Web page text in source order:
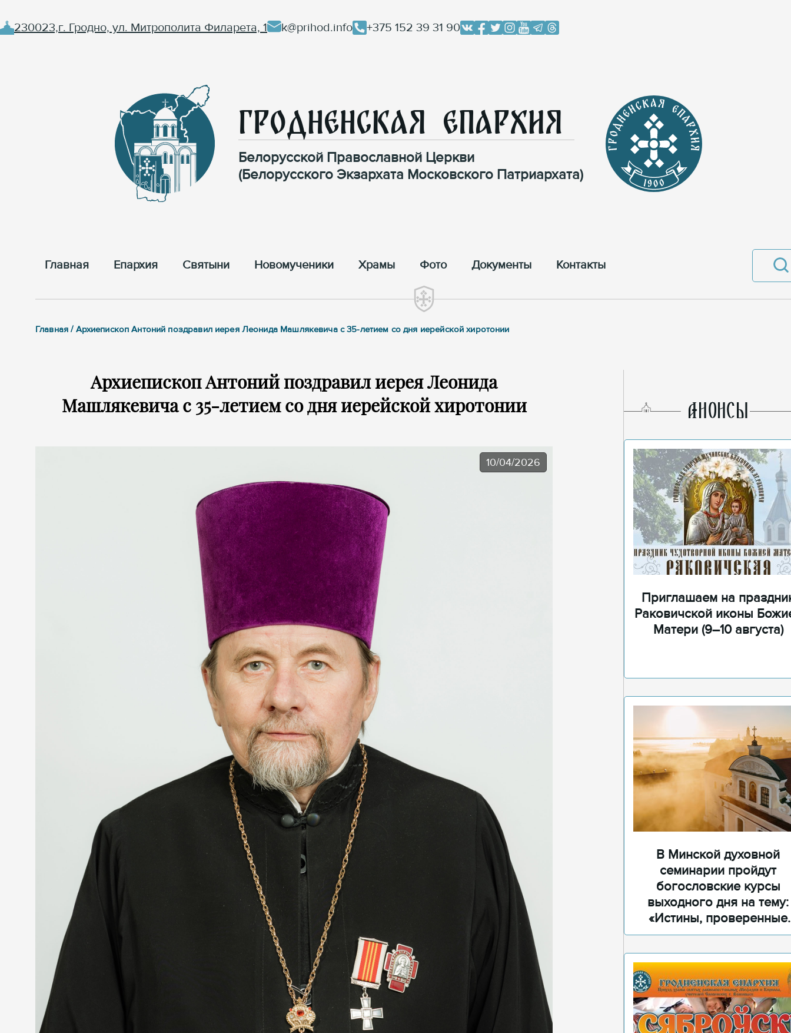
230023,г. Гродно, ул. Митрополита Филарета, 1 k@prihod.info +375 152 39 31 90
Гродненская Епархия
Белорусской Православной Церкви
(Белорусского Экзархата Московского Патриархата)
Главная Епархия Cвятыни Новомученики Храмы Фото Документы Контакты
Главная / Архиепископ Антоний поздравил иерея Леонида Машлякевича с 35-летием со дня иерейской хиротонии
Архиепископ Антоний поздравил иерея Леонида
Машлякевича с 35-летием со дня иерейской хиротонии
10/04/2026
AНОНСЫ
Приглашаем на
Раковичской иконы
Матери (9–10 августа)
В Минской духовной
семинарии пройдут
богословские курсы
выходного дня на тему:
«Истины, проверенные
временем»